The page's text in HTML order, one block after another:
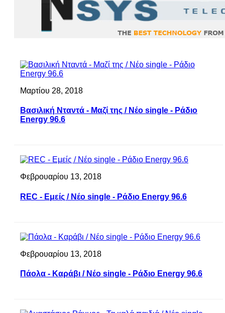
Μαρτίου 28, 2018
Βασιλική Νταντά - Μαζί της / Νέο single - Ράδιο
Energy 96.6
Φεβρουαρίου 13, 2018
REC - Εμείς / Νέο single - Ράδιο Energy 96.6
Φεβρουαρίου 13, 2018
Πάολα - Καράβι / Νέο single - Ράδιο Energy 96.6